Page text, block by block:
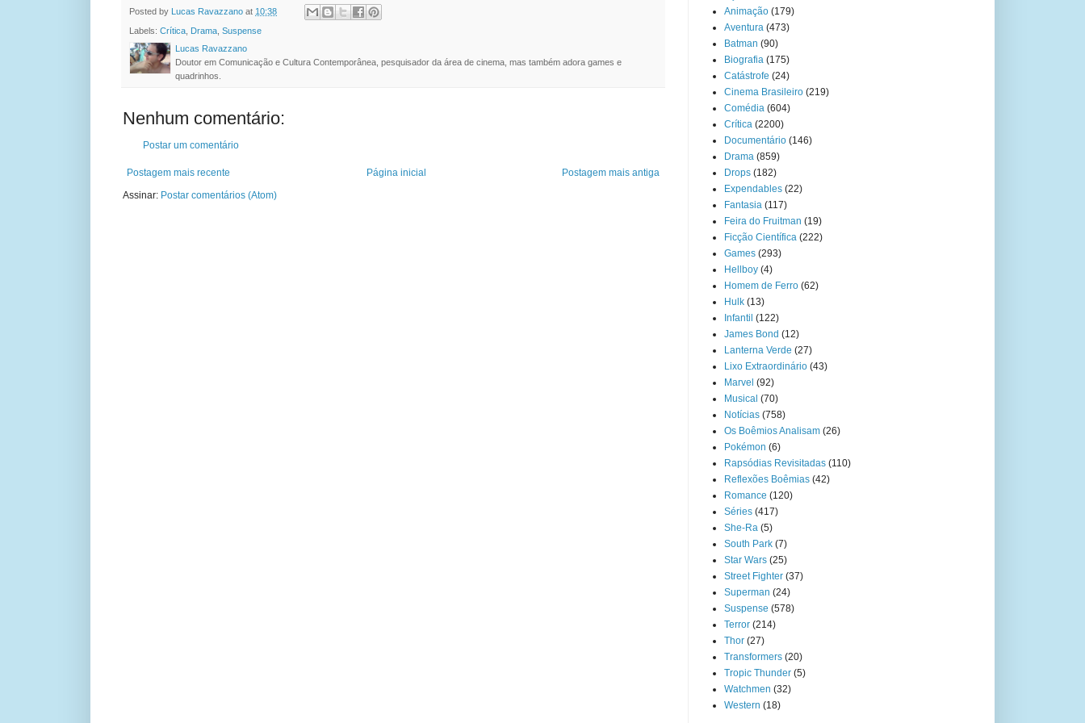
Posted by Lucas Ravazzano at 10:38
Labels: Crítica Drama Suspense
Lucas Ravazzano
Doutor em Comunicação e Cultura Contemporânea, pesquisador da área de cinema, mas também adora games e
quadrinhos.
Nenhum comentário:
Postar um comentário
Postagem mais recente Postagem mais antiga
Página inicial
Assinar: Postar comentários (Atom)
Animação (179)
Aventura (473)
Batman (90)
Biografia (175)
Catástrofe (24)
Cinema Brasileiro (219)
Comédia (604)
Crítica (2200)
Documentário (146)
Drama (859)
Drops (182)
Expendables (22)
Fantasia (117)
Feira do Fruitman (19)
Ficção Científica (222)
Games (293)
Hellboy (4)
Homem de Ferro (62)
Hulk (13)
Infantil (122)
James Bond (12)
Lanterna Verde (27)
Lixo Extraordinário (43)
Marvel (92)
Musical (70)
Notícias (758)
Os Boêmios Analisam (26)
Pokémon (6)
Rapsódias Revisitadas (110)
Reflexões Boêmias (42)
Romance (120)
Séries (417)
She-Ra (5)
South Park (7)
Star Wars (25)
Street Fighter (37)
Superman (24)
Suspense (578)
Terror (214)
Thor (27)
Transformers (20)
Tropic Thunder (5)
Watchmen (32)
Western (18)